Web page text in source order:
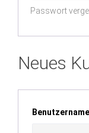
Passwort
Neues
Benutzername